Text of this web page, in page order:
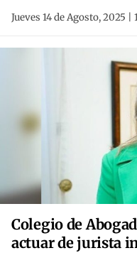
Jueves 14 de Agosto, 2025 |
Colegio de
actuar de jurista